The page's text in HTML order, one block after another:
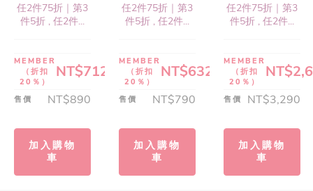
任2件75折｜第3
件5折 , 任2件...
MEMBER
（折扣
20％）
NT$712
售價 NT$890
加入購物
車
任2件75折｜第3
件5折 , 任2件...
MEMBER
（折扣
20％）
NT$632
售價 NT$790
加入購物
車
任2件75折｜第3
件5折 , 任2件...
MEMBER
（折扣
20％）
售價 NT$3,290
加入購物
車